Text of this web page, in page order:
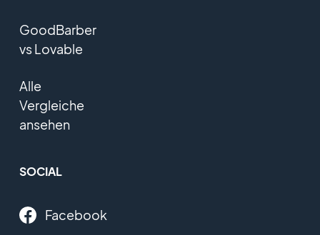
GoodBarber
vs Lovable
Alle
Vergleiche
ansehen
SOCIAL
Facebook